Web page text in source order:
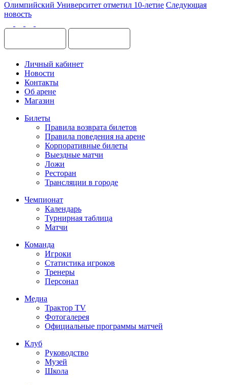
Олимпийский Университет отметил 10-летие Следующая
новость
Личный кабинет
Новости
Контакты
Об арене
Магазин
Билеты
Правила возврата билетов
Правила поведения на арене
Корпоративные билеты
Выездные матчи
Ложи
Ресторан
Трансляции в городе
Чемпионат
Календарь
Турнирная таблица
Матчи
Команда
Игроки
Статистика игроков
Тренеры
Персонал
Медиа
Трактор TV
Фотогалерея
Официальные программы матчей
Клуб
Руководство
Музей
Школа